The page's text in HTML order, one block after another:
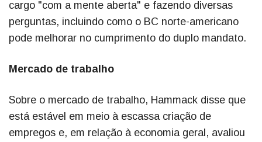
cargo "com a mente aberta" e fazendo diversas
perguntas, incluindo como o BC norte-americano
pode melhorar no cumprimento do duplo mandato.
Mercado de trabalho
Sobre o mercado de trabalho, Hammack disse que
está estável em meio à escassa criação de
empregos e, em relação à economia geral, avaliou